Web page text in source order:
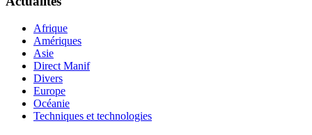
Afrique
Amériques
Asie
Direct Manif
Divers
Europe
Océanie
Techniques et technologies